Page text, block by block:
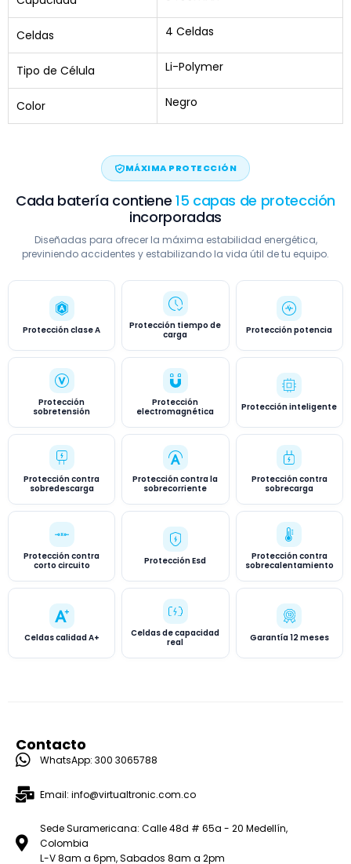
Celdas 4 Celdas
Tipo de Célula Li-Polymer
Color Negro
MÁXIMA PROTECCIÓN
Cada batería contiene 15 capas de protección
incorporadas
Diseñadas para ofrecer la máxima estabilidad energética,
previniendo accidentes y estabilizando la vida útil de tu equipo.
Protección clase A
Protección tiempo de
carga
Protección potencia
Protección
sobretensión
Protección
electromagnética
Protección inteligente
Protección contra
sobredescarga
Protección contra la
sobrecorriente
Protección contra
sobrecarga
Protección contra
corto circuito
Protección Esd
Protección contra
sobrecalentamiento
Celdas calidad A+
Celdas de capacidad
real
Garantía 12 meses
Contacto
WhatsApp: 300 3065788
Email: info@virtualtronic.com.co
Sede Suramericana: Calle 48d # 65a - 20 Medellín,
Colombia
L-V 8am a 6pm, Sabados 8am a 2pm